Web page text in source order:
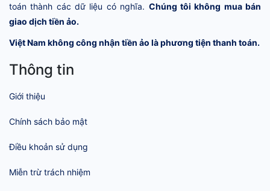
toán thành các dữ liệu có nghĩa. Chúng tôi không mua bán
giao dịch tiền ảo.
Việt Nam không công nhận tiền ảo là phương tiện thanh toán.
Thông tin
Giới thiệu
Chính sách bảo mật
Điều khoản sử dụng
Miễn trừ trách nhiệm